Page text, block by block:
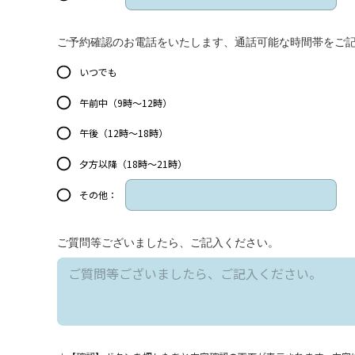
ご予約確認のお電話をいたします、通話可能な時間帯をご記
いつでも
午前中（9時～12時）
午後（12時～18時）
夕方以降（18時～21時）
その他：
ご質問等ございましたら、ご記入ください。